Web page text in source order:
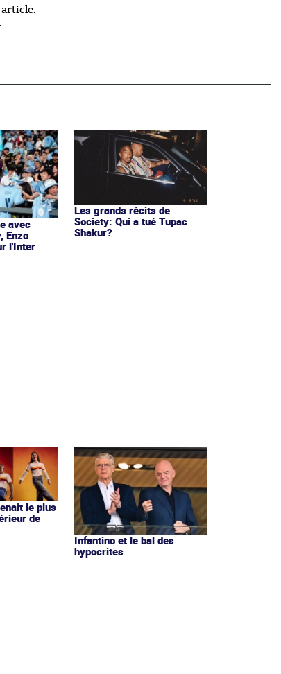
avec
Enzo
l'Inter
Les grands récits de
Society: Qui a tué Tupac
Shakur?
le plus
de
Infantino et le bal des
hypocrites